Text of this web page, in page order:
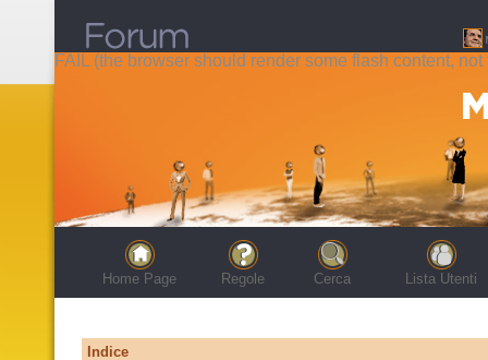
FAIL (the browser should render some flash content, not
Home Page Regole Cerca Lista Utenti
Indice